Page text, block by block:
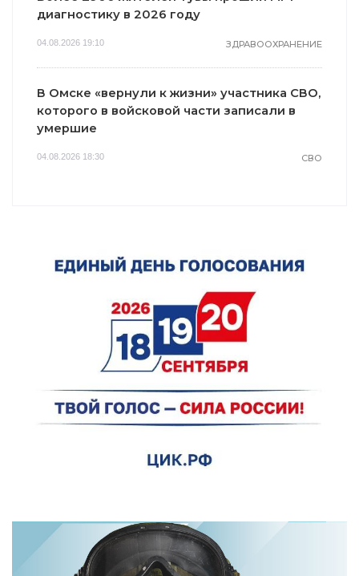
диагностику в 2026 году
04.08.2026 19:10 ЗДРАВООХРАНЕНИЕ
В Омске «вернули к жизни» участника СВО,
которого в войсковой части записали в
умершие
04.08.2026 18:30 СВО